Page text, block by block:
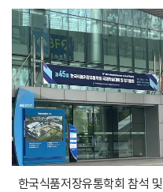
한국식품저장유통학회 참석 및